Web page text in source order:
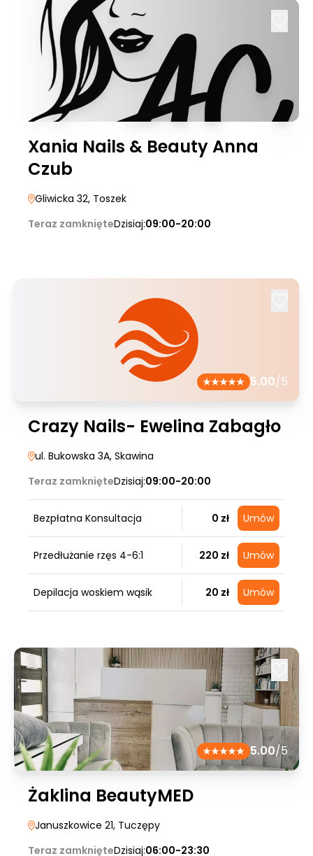
Xania Nails & Beauty Anna
Czub
Gliwicka 32, Toszek
Teraz zamknięteDzisiaj:09:00-20:00
5.00/5
Crazy Nails- Ewelina Zabagło
ul. Bukowska 3A, Skawina
Teraz zamknięteDzisiaj:09:00-20:00
Bezpłatna Konsultacja 0 zł Umów
Przedłużanie rzęs 4-6:1 220 zł Umów
Depilacja woskiem wąsik 20 zł Umów
5.00/5
Żaklina BeautyMED
Januszkowice 21, Tuczępy
Teraz zamknięteDzisiaj:06:00-23:30